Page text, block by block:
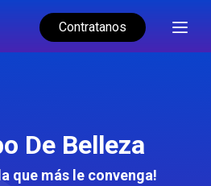
Contratanos
De Belleza
que más le convenga!